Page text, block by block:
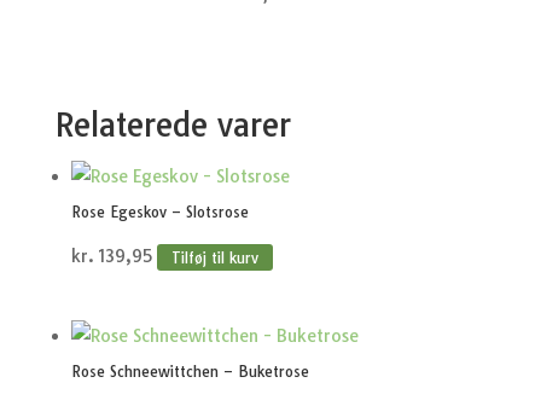
Relaterede varer
Rose Egeskov – Slotsrose
kr. 139,95 Tilføj til kurv
Rose Schneewittchen – Buketrose